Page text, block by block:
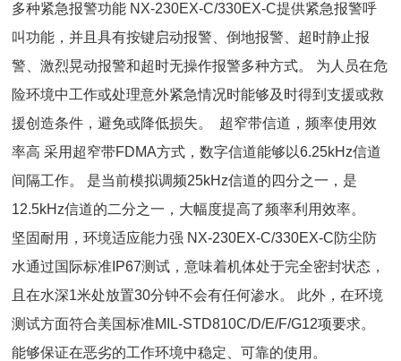
多种紧急报警功能 NX-230EX-C/330EX-C提供紧急报警呼
叫功能，并且具有按键启动报警、倒地报警、超时静止报
警、激烈晃动报警和超时无操作报警多种方式。 为人员在危
险环境中工作或处理意外紧急情况时能够及时得到支援或救
援创造条件，避免或降低损失。 超窄带信道，频率使用效
率高 采用超窄带FDMA方式，数字信道能够以6.25kHz信道
间隔工作。 是当前模拟调频25kHz信道的四分之一，是
12.5kHz信道的二分之一，大幅度提高了频率利用效率。
坚固耐用，环境适应能力强 NX-230EX-C/330EX-C防尘防
水通过国际标准IP67测试，意味着机体处于完全密封状态，
且在水深1米处放置30分钟不会有任何渗水。 此外，在环境
测试方面符合美国标准MIL-STD810C/D/E/F/G12项要求。
能够保证在恶劣的工作环境中稳定、可靠的使用。